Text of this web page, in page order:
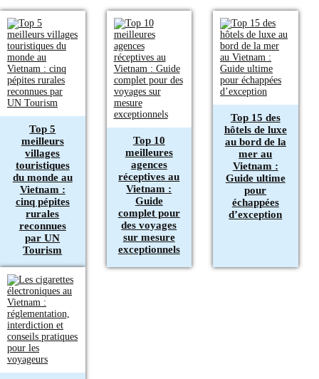
Top 5
meilleurs
villages
touristiques
du monde au
Vietnam :
cinq pépites
rurales
reconnues
par UN
Tourism
Top 10
meilleures
agences
réceptives au
Vietnam :
Guide
complet pour
des voyages
sur mesure
exceptionnels
Top 15 des
hôtels de luxe
au bord de la
mer au
Vietnam :
Guide ultime
pour
échappées
d’exception